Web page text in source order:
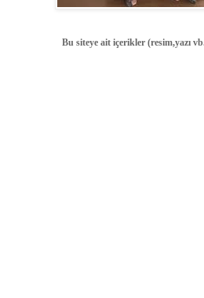
Bu siteye ait içerikler (resim,yazı